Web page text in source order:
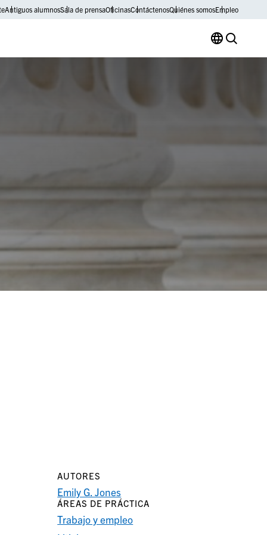
Antiguos alumnosSala de prensaOficinasContáctenosQuiénes somosEmpleo
AUTORES
Emily G. Jones
ÁREAS DE PRÁCTICA
Trabajo y empleo